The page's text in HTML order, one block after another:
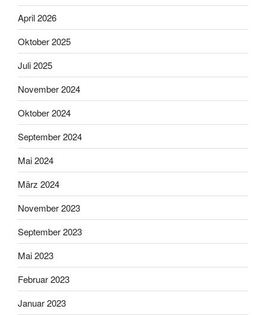
April 2026
Oktober 2025
Juli 2025
November 2024
Oktober 2024
September 2024
Mai 2024
März 2024
November 2023
September 2023
Mai 2023
Februar 2023
Januar 2023